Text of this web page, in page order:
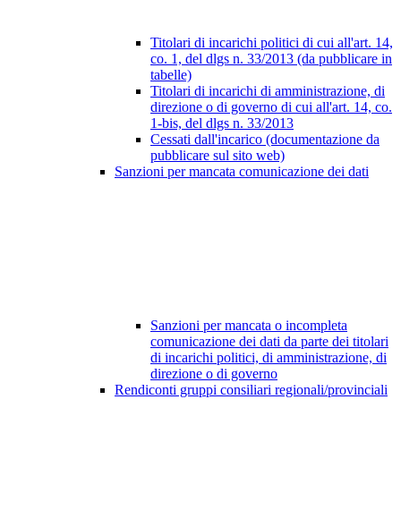
Titolari di incarichi politici di cui all'art. 14,
co. 1, del dlgs n. 33/2013 (da pubblicare in
tabelle)
Titolari di incarichi di amministrazione, di
direzione o di governo di cui all'art. 14, co.
1-bis, del dlgs n. 33/2013
Cessati dall'incarico (documentazione da
pubblicare sul sito web)
Sanzioni per mancata comunicazione dei dati
Sanzioni per mancata o incompleta
comunicazione dei dati da parte dei titolari
di incarichi politici, di amministrazione, di
direzione o di governo
Rendiconti gruppi consiliari regionali/provinciali